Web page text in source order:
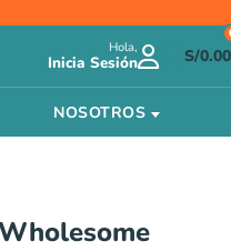
Hola,
Inicia Sesión S/0.00
NOSOTROS